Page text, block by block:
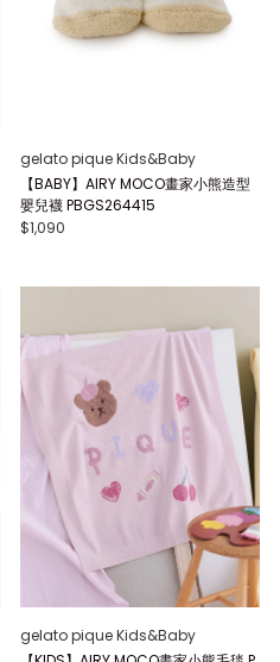
gelato pique Kids&Baby
【BABY】AIRY MOCO畫家小熊造型
嬰兒襪 PBGS264415
$1,090
gelato pique Kids&Baby